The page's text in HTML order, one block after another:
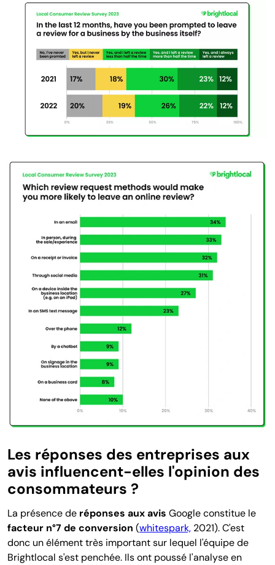
Les réponses des entreprises aux
avis influencent-elles l'opinion des
consommateurs ?
La présence de réponses aux avis Google constitue le
facteur n°7 de conversion (whitespark, 2021). C'est
donc un élément très important sur lequel l'équipe de
Brightlocal s'est penchée. Ils ont poussé l'analyse en